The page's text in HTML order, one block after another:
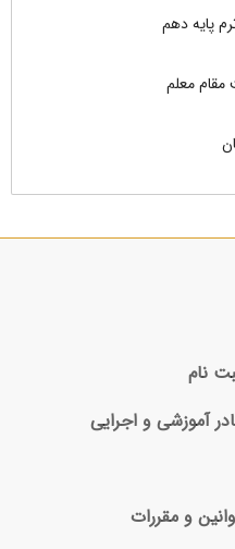
پایه دهم
معلم
نام
آموزشی و اجرایی
و مقررات